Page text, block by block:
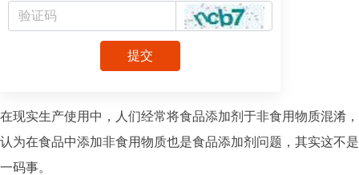
在现实生产使用中，人们经常将食品添加剂于非食用物质混淆，
认为在食品中添加非食用物质也是食品添加剂问题，其实这不是
一码事。
提交